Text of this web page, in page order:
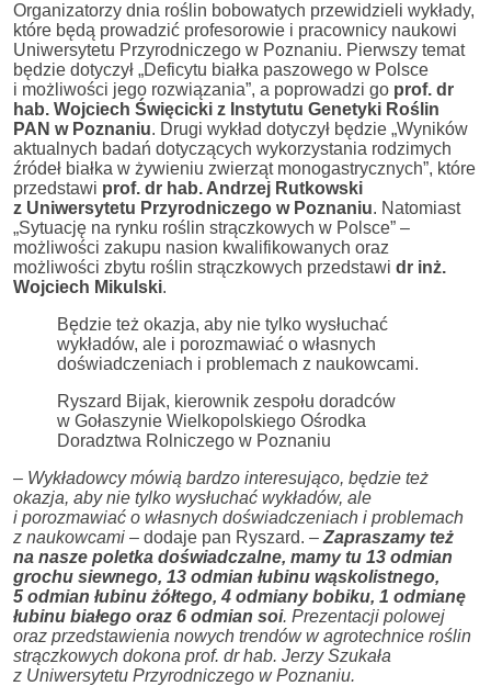
Organizatorzy dnia roślin bobowatych przewidzieli wykłady,
które będą prowadzić profesorowie i pracownicy naukowi
Uniwersytetu Przyrodniczego w Poznaniu. Pierwszy temat
będzie dotyczył „Deficytu białka paszowego w Polsce
i możliwości jego rozwiązania”, a poprowadzi go prof. dr
hab. Wojciech Święcicki z Instytutu Genetyki Roślin
PAN w Poznaniu. Drugi wykład dotyczył będzie „Wyników
aktualnych badań dotyczących wykorzystania rodzimych
źródeł białka w żywieniu zwierząt monogastrycznych”, które
przedstawi prof. dr hab. Andrzej Rutkowski
z Uniwersytetu Przyrodniczego w Poznaniu. Natomiast
„Sytuację na rynku roślin strączkowych w Polsce” –
możliwości zakupu nasion kwalifikowanych oraz
możliwości zbytu roślin strączkowych przedstawi dr inż.
Wojciech Mikulski.
Będzie też okazja, aby nie tylko wysłuchać
wykładów, ale i porozmawiać o własnych
doświadczeniach i problemach z naukowcami.
Ryszard Bijak, kierownik zespołu doradców
w Gołaszynie Wielkopolskiego Ośrodka
Doradztwa Rolniczego w Poznaniu
– Wykładowcy mówią bardzo interesująco, będzie też
okazja, aby nie tylko wysłuchać wykładów, ale
i porozmawiać o własnych doświadczeniach i problemach
z naukowcami – dodaje pan Ryszard. – Zapraszamy też
na nasze poletka doświadczalne, mamy tu 13 odmian
grochu siewnego, 13 odmian łubinu wąskolistnego,
5 odmian łubinu żółtego, 4 odmiany bobiku, 1 odmianę
łubinu białego oraz 6 odmian soi. Prezentacji polowej
oraz przedstawienia nowych trendów w agrotechnice roślin
strączkowych dokona prof. dr hab. Jerzy Szukała
z Uniwersytetu Przyrodniczego w Poznaniu.